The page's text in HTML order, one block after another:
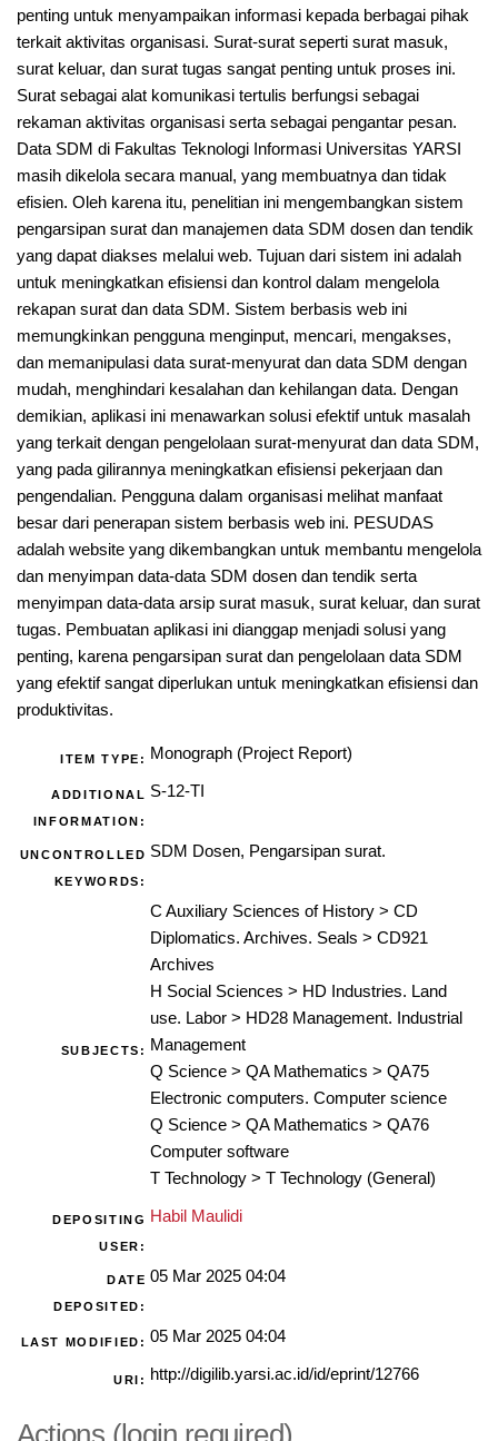
penting untuk menyampaikan informasi kepada berbagai pihak
terkait aktivitas organisasi. Surat-surat seperti surat masuk,
surat keluar, dan surat tugas sangat penting untuk proses ini.
Surat sebagai alat komunikasi tertulis berfungsi sebagai
rekaman aktivitas organisasi serta sebagai pengantar pesan.
Data SDM di Fakultas Teknologi Informasi Universitas YARSI
masih dikelola secara manual, yang membuatnya dan tidak
efisien. Oleh karena itu, penelitian ini mengembangkan sistem
pengarsipan surat dan manajemen data SDM dosen dan tendik
yang dapat diakses melalui web. Tujuan dari sistem ini adalah
untuk meningkatkan efisiensi dan kontrol dalam mengelola
rekapan surat dan data SDM. Sistem berbasis web ini
memungkinkan pengguna menginput, mencari, mengakses,
dan memanipulasi data surat-menyurat dan data SDM dengan
mudah, menghindari kesalahan dan kehilangan data. Dengan
demikian, aplikasi ini menawarkan solusi efektif untuk masalah
yang terkait dengan pengelolaan surat-menyurat dan data SDM,
yang pada gilirannya meningkatkan efisiensi pekerjaan dan
pengendalian. Pengguna dalam organisasi melihat manfaat
besar dari penerapan sistem berbasis web ini. PESUDAS
adalah website yang dikembangkan untuk membantu mengelola
dan menyimpan data-data SDM dosen dan tendik serta
menyimpan data-data arsip surat masuk, surat keluar, dan surat
tugas. Pembuatan aplikasi ini dianggap menjadi solusi yang
penting, karena pengarsipan surat dan pengelolaan data SDM
yang efektif sangat diperlukan untuk meningkatkan efisiensi dan
produktivitas.
ITEM TYPE: Monograph (Project Report)
ADDITIONAL
INFORMATION:
S-12-TI
UNCONTROLLED
KEYWORDS:
SDM Dosen, Pengarsipan surat.
SUBJECTS:
C Auxiliary Sciences of History> CD
Diplomatics. Archives. Seals > CD921
Archives
H Social Sciences > HD Industries. Land
use. Labor> HD28 Management. Industrial
Management
Q Science> QA Mathematics > QA75
Electronic computers. Computer science
Q Science> QA Mathematics > QA76
Computer software
T Technology> T Technology (General)
DEPOSITING
USER:
Habil Maulidi
DATE
DEPOSITED:
05 Mar 2025 04:04
LAST MODIFIED: 05 Mar 2025 04:04
URI: http://digilib.yarsi.ac.id/id/eprint/12766
Actions (login required)